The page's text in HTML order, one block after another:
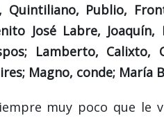
Quintiliano, Publio,
José Labre,
Lamberto, Calixto,
Magno, conde; María
muy poco que le